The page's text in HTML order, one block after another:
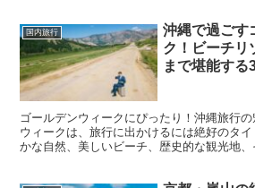
国内旅行
沖縄で過ごす
ク！ビーチリ
まで堪能する
ゴールデンウィークにぴったり！沖縄旅行
ウィークは、旅行に出かけるには絶好のタ
かな自然、美しいビーチ、歴史的な観光地、